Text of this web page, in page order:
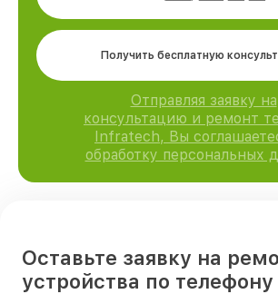
Получить бесплатную
Отправляя заявку на
консультацию и ремонт
Infratech, Вы
обработку персональных
Оставьте заявку на
устройства по телефону